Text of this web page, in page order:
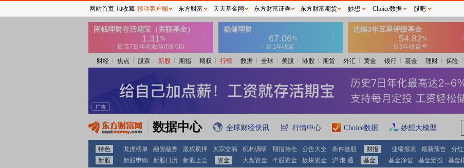
财经 焦点 股票 新股 期指 期权 行情 数据 全球 美股 港股 期货 外汇 黄金 银行 基金 理财 保险
数据中心 全球财经快讯 行情中心 Choice数据 妙想大模型
特色 龙虎榜单 融资融券 股权质押 大宗交易 机构调研 期指持仓 公告大全 条件选股 财报 业绩报表 最新预告 分
新股
新股申购 新股日历 新股上会 资金 大盘资金 个股资金 板块资金 沪 港 通 基金 基金净值 基金定投 基金
网站首页 加收藏 移动客户端 东方财富 天天基金网 东方财富证券 东方财富期货 妙想 Choice数据 股吧